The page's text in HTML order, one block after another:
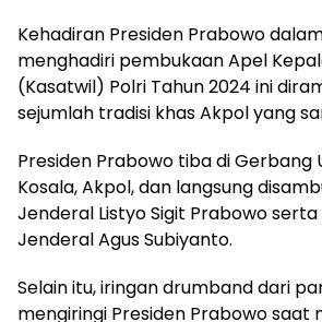
Kehadiran Presiden Prabowo
menghadiri pembukaan Apel
(Kasatwil) Polri Tahun 2024 ini
sejumlah tradisi khas Akpol yang
Presiden Prabowo tiba di Gerbang
Kosala, Akpol, dan langsung
Jenderal Listyo Sigit Prabowo serta
Jenderal Agus Subiyanto.
Selain itu, iringan drumband dari
mengiringi Presiden Prabowo saat